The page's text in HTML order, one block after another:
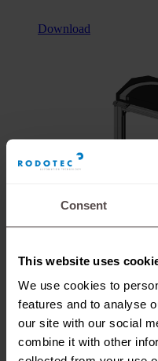
Consent
This website uses
We use cookies to
features and to analyse
our site with our social
combine it with other
Download